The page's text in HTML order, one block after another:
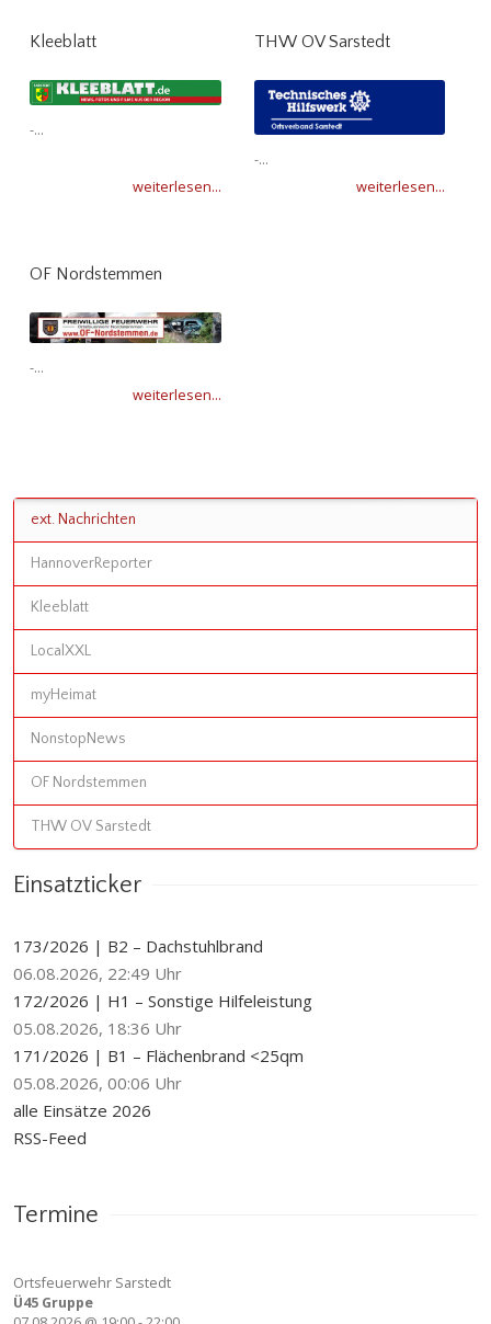
Kleeblatt
-...
weiterlesen...
THW OV Sarstedt
-...
weiterlesen...
OF Nordstemmen
-...
weiterlesen...
ext. Nachrichten
HannoverReporter
Kleeblatt
LocalXXL
myHeimat
NonstopNews
OF Nordstemmen
THW OV Sarstedt
Einsatzticker
173/2026 | B2 – Dachstuhlbrand
06.08.2026, 22:49 Uhr
172/2026 | H1 – Sonstige Hilfeleistung
05.08.2026, 18:36 Uhr
171/2026 | B1 – Flächenbrand <25qm
05.08.2026, 00:06 Uhr
alle Einsätze 2026
RSS-Feed
Termine
Ortsfeuerwehr Sarstedt
Ü45 Gruppe